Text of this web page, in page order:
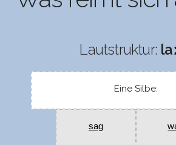
Lautstruktur:
Eine Silbe:
sag